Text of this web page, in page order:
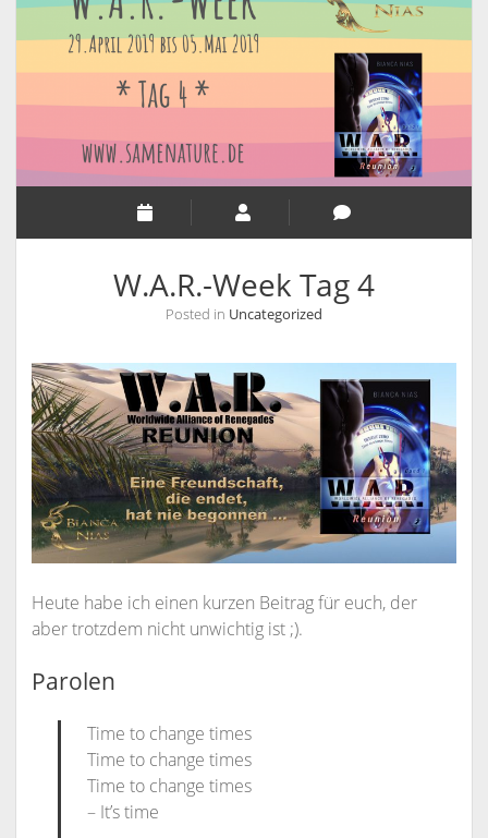
W.A.R.-Week Tag 4
Posted in Uncategorized
Heute habe ich einen kurzen Beitrag für euch, der
aber trotzdem nicht unwichtig ist ;).
Parolen
Time to change times
Time to change times
Time to change times
– It’s time